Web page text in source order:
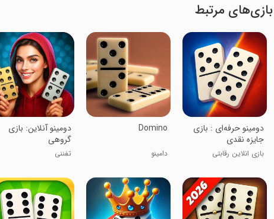
بازی‌های مرتبط
‏‏‏‏‏‏دومینو حرفه‌ای : بازی
جایزه نقدی
بازی انلاین رقابتی
Domino
دامینو
‏‏‏‏‏‏‏‏‏‏‏‏‏‏‏‏‏دومینو آنلاین: بازی
گروهی
تفننی